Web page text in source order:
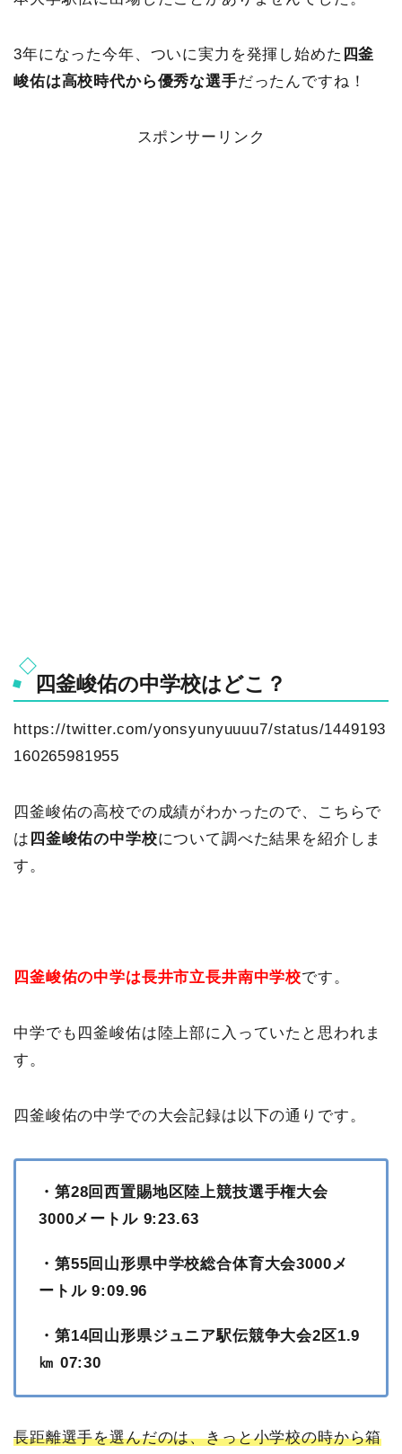
3年になった今年、ついに実力を発揮し始めた 四釜
峻佑は高校時代から優秀な選手だったんですね！
スポンサーリンク
四釜峻佑の中学校はどこ？
https://twitter.com/yonsyunyuuuu7/status/1449193
160265981955
四釜峻佑の高校での成績がわかったので、こちらで
は 四釜峻佑の中学校について調べた結果を紹介しま
す。
四釜峻佑の中学は長井市立長井南中学校です。
中学でも四釜峻佑は陸上部に入っていたと思われま
す。
四釜峻佑の中学での大会記録は以下の通りです。
・第28回西置賜地区陸上競技選手権大会
3000メートル 9:23.63
・第55回山形県中学校総合体育大会3000メ
ートル 9:09.96
・第14回山形県ジュニア駅伝競争大会2区1.9
㎞ 07:30
長距離選手を選んだのは、きっと小学校の時から箱